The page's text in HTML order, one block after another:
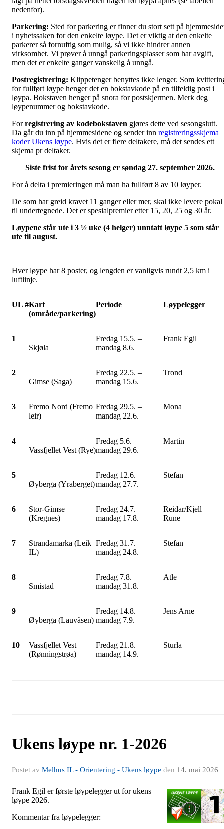
nedenfor).
Parkering: Sted for parkering er finner du stort sett på
i nyhetssaken for den enkelte løype. Det er viktig at den enkelte
parkerer så fornuftig som mulig, så vi ikke hindrer annen
virksomhet. Vi prøver å unngå parkeringsplasser som har avgift,
men det er enkelte ganger vanskelig å unngå.
Postregistrering: Klippetenger benyttes ikke lenger. Som
for fullført løype henger det en bokstavkode på en tilfeldig post i
løypa. Bokstaven henger på snora for postskjermen. Merk deg
løypenummer og bokstavkode.
Forregistrering av kodebokstaven gjøres dette ved sesongslutt.
Da går du inn på hjemmesidene og sender inn registreringsskjema
koder Ukens løype. Hvis det er flere deltakere, må det sendes ett
skjema pr deltaker.
Siste frist for årets sesong er søndag 27. september 2026.
For å delta i premieringen må man ha fullført 8 av 10 løyper.
De som har greid kravet 11 ganger eller mer, skal ikke levere pokal
til undertegnede. Det er spesialpremier etter 15, 20, 25 og 30 år.
Løypene står ute i 3 ½ uke (4 helger) unntatt løype 5 som står
ute til august.
Hver løype har 8 poster, og lengden er vanligvis rundt 2,5 km i
luftlinje.
UL #Kart
(område/parkering)
Periode Løypelegger
1
Skjøla
Fredag 15.5. –
mandag 8.6.
Frank Egil
2
Gimse (Saga)
Fredag 22.5. –
mandag 15.6.
Trond
3
Fremo Nord (Fremo
leir)
Fredag 29.5. –
mandag 22.6.
Mona
4
Vassfjellet Vest (Rye)
Fredag 5.6. –
mandag 29.6.
Martin
5
Øyberga (Yraberget)
Fredag 12.6. –
mandag 27.7.
Stefan
6
Stor-Gimse
(Kregnes)
Fredag 24.7. –
mandag 17.8.
Reidar/Kjell
Rune
7
Strandamarka (Leik
IL)
Fredag 31.7. –
mandag 24.8.
Stefan
8
Smistad
Fredag 7.8. –
mandag 31.8.
Atle
9
Øyberga (Lauvåsen)
Fredag 14.8. –
mandag 7.9.
Jens Arne
10
Vassfjellet Vest
(Rønningstrøa)
Fredag 21.8. –
mandag 14.9.
Sturla
Ukens løype nr. 1-2026
Postet av Melhus IL - Orientering - Ukens løype den 14. mai 2026
Frank Egil er første løypelegger ut for ukens
løype 2026.
Kommentar fra løypelegger: